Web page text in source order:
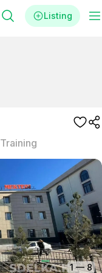
Listing
Training
1—8